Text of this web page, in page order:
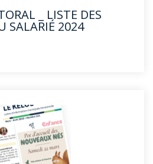
_ LISTE DES
SALARIÉ 2024